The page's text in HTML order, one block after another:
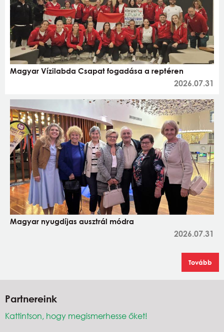
Magyar Vízilabda Csapat fogadása a reptéren
2026.07.31
Magyar nyugdíjas ausztrál módra
2026.07.31
Tovább
Partnereink
Kattintson, hogy megismerhesse őket!